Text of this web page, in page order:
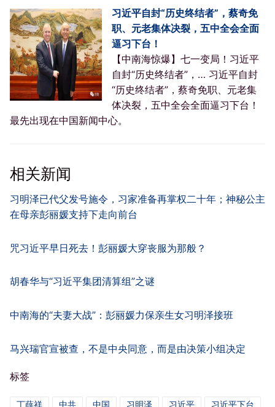
习近平自封“历史终结者”，蔡奇免
职、元老集体决裂，五中全会全面
逼习下台！
【中南海惊爆】七一变局！习近平
自封“历史终结者”，… 习近平自封
“历史终结者”，蔡奇免职、元老集
体决裂，五中全会全面逼习下台！
最先出现在中国新闻中心。
相关新闻
习明泽已代父发号施令，习家准备再掌权二十年；神秘公主
在母亲彭丽媛支持下走向前台
咒习近平早日死去！彭丽媛大穿丧服为那般？
胡春华与“习近平集团清算组”之谜
中南海的“夫妻大战”：彭丽媛力保亲生女习明泽接班
马兴瑞官宣被查，不是中央同意，而是由决策小组决定
标签
丁薛祥 中共 中国 习明泽 习近平 习近平下台